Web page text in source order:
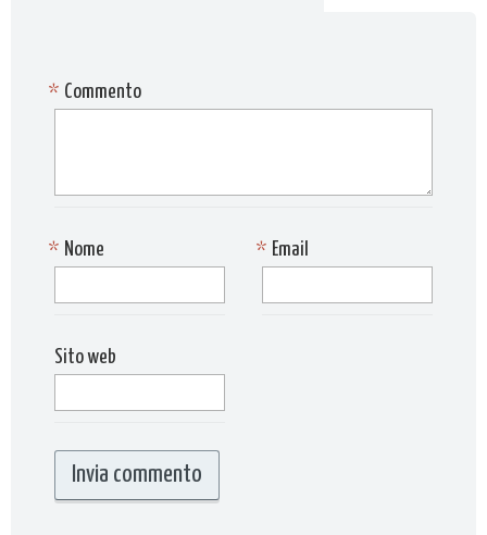
Commento
*
Nome
* Email
*
Sito web